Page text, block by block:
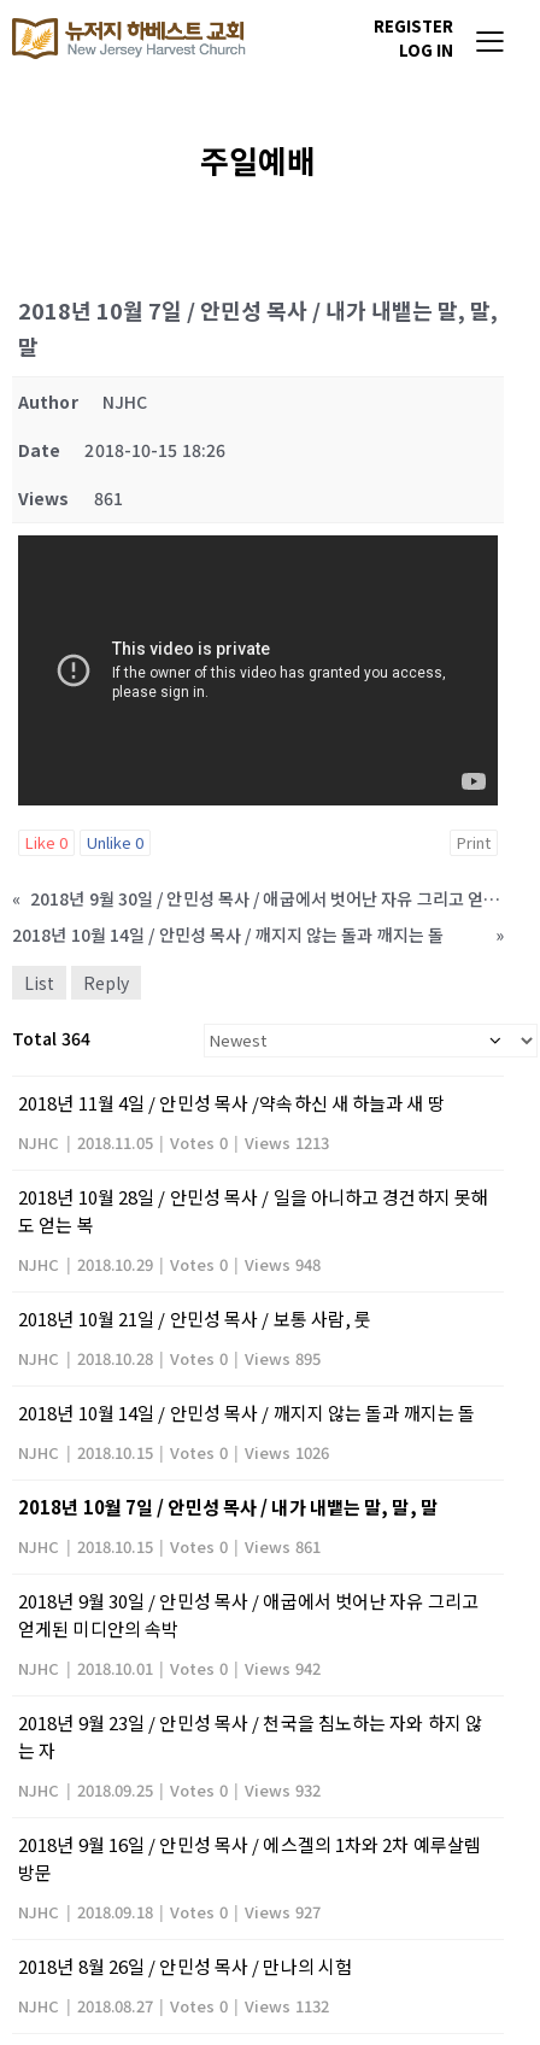
REGISTER
LOG IN
주일예배
2018년 10월 7일 / 안민성 목사 / 내가 내뱉는 말, 말,
말
Author
NJHC
Date
2018-10-15 18:26
Views
861
Like 0 Unlike0 Print
«
2018년 9월 30일 / 안민성 목사 / 애굽에서 벗어난 자유 그리고 얻게된 미디안의 속박
2018년 10월 14일 / 안민성 목사 / 깨지지 않는 돌과 깨지는 돌
»
List
Reply
Total 364
2018년 11월 4일 / 안민성 목사 /약속하신 새 하늘과 새 땅
NJHC | 2018.11.05 | Votes 0 | Views 1213
2018년 10월 28일 / 안민성 목사 / 일을 아니하고 경건하지 못해
도 얻는 복
NJHC | 2018.10.29 | Votes 0 | Views 948
2018년 10월 21일 / 안민성 목사 / 보통 사람, 룻
NJHC | 2018.10.28 | Votes 0 | Views 895
2018년 10월 14일 / 안민성 목사 / 깨지지 않는 돌과 깨지는 돌
NJHC | 2018.10.15 | Votes 0 | Views 1026
2018년 10월 7일 / 안민성 목사 / 내가 내뱉는 말, 말, 말
NJHC | 2018.10.15 | Votes 0 | Views 861
2018년 9월 30일 / 안민성 목사 / 애굽에서 벗어난 자유 그리고
얻게된 미디안의 속박
NJHC | 2018.10.01 | Votes 0 | Views 942
2018년 9월 23일 / 안민성 목사 / 천국을 침노하는 자와 하지 않
는 자
NJHC | 2018.09.25 | Votes 0 | Views 932
2018년 9월 16일 / 안민성 목사 / 에스겔의 1차와 2차 예루살렘
방문
NJHC | 2018.09.18 | Votes 0 | Views 927
2018년 8월 26일 / 안민성 목사 / 만나의 시험
NJHC | 2018.08.27 | Votes 0 | Views 1132